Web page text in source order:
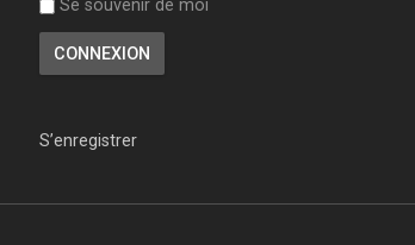
Se souvenir de moi
S’enregistrer